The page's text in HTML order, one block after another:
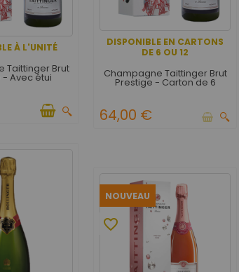
À L'UNITÉ
Taittinger Brut
- Avec étui
DISPONIBLE EN CARTONS
DE 6 OU 12
Champagne Taittinger Brut
Prestige - Carton de 6
64,00 €
NOUVEAU
favorite_border